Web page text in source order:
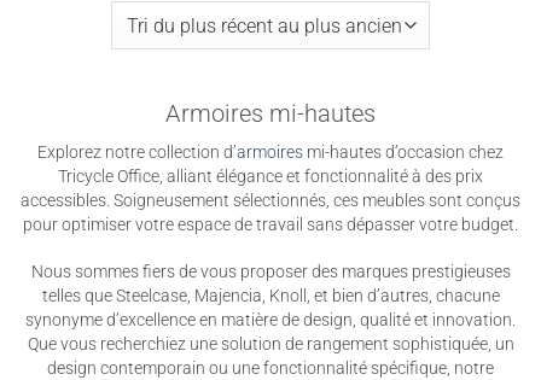
Armoires mi-hautes
Explorez notre collection d’armoires mi-hautes d’occasion chez
Tricycle Office, alliant élégance et fonctionnalité à des prix
accessibles. Soigneusement sélectionnés, ces meubles sont conçus
pour optimiser votre espace de travail sans dépasser votre budget.
Nous sommes fiers de vous proposer des marques prestigieuses
telles que Steelcase, Majencia, Knoll, et bien d’autres, chacune
synonyme d’excellence en matière de design, qualité et innovation.
Que vous recherchiez une solution de rangement sophistiquée, un
design contemporain ou une fonctionnalité spécifique, notre